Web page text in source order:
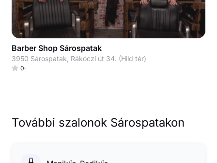
Barber Shop Sárospatak
3950 Sárospatak, Rákóczi út 34. (Hild tér)
0
További szalonok Sárospatakon